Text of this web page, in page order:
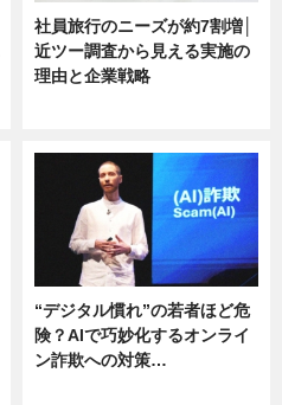
社員旅行のニーズが約7割増│
近ツー調査から見える実施の
理由と企業戦略
“デジタル慣れ”の若者ほど危
険？AIで巧妙化するオンライ
ン詐欺への対策…